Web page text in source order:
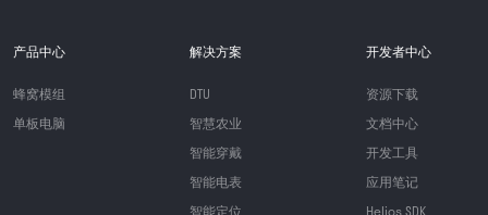
产品中心
蜂窝模组
单板电脑
解决方案
DTU
智慧农业
智能穿戴
智能电表
智能定位
开发者中心
资源下载
文档中心
开发工具
应用笔记
Helios SDK